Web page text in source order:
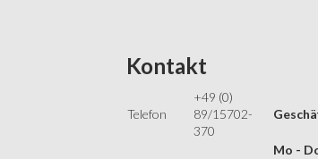
Kontakt
Telefon
+49 (0)
89/15702-
370
Mo -